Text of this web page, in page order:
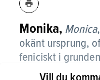
Monika, Monica,
okänt ursprung,
feniciskt i